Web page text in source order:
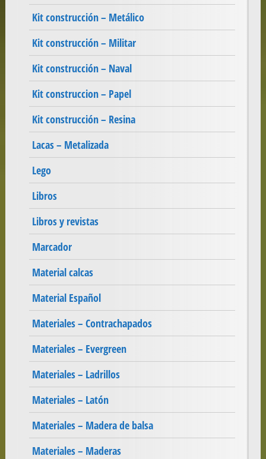
Kit construcción – Metálico
Kit construcción – Militar
Kit construcción – Naval
Kit construccion – Papel
Kit construcción – Resina
Lacas – Metalizada
Lego
Libros
Libros y revistas
Marcador
Material calcas
Material Español
Materiales – Contrachapados
Materiales – Evergreen
Materiales – Ladrillos
Materiales – Latón
Materiales – Madera de balsa
Materiales – Maderas